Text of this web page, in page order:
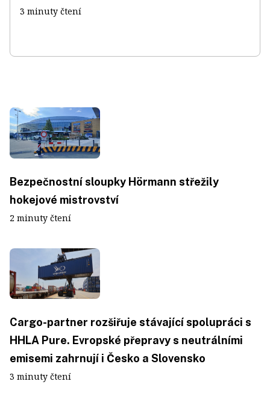
3 minuty čtení
Bezpečnostní sloupky Hörmann střežily
hokejové mistrovství
2 minuty čtení
Cargo-partner rozšiřuje stávající spolupráci s
HHLA Pure. Evropské přepravy s neutrálními
emisemi zahrnují i Česko a Slovensko
3 minuty čtení